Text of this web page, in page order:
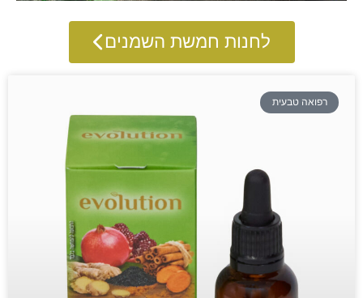
לחנות חמשת השמנים
רפואה טבעית